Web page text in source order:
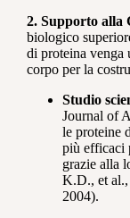
2. Supporto alla
biologico
di proteina venga
corpo per la
Studio
Journal of
le proteine
più efficaci
grazie alla
K.D., et
2004).